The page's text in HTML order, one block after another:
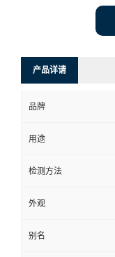
产品详请
品牌
用途
检测方法
外观
别名